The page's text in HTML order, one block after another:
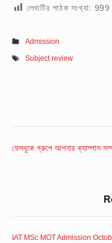
লেখাটির পাঠক সংখ্যা: 999
Admission
Subject review
Area
ফেসবুকে গ্রুপে আপনার ক্যাম্পাস
IAT MSc MOT Admission